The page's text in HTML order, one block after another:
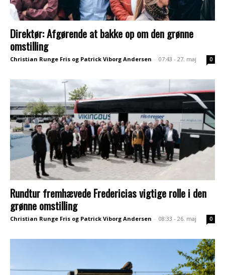
Direktør: Afgørende at bakke op om den grønne
omstilling
Christian Runge Fris og Patrick Viborg Andersen - 07:43 - 27. maj 0
Rundtur fremhævede Fredericias vigtige rolle i den
grønne omstilling
Christian Runge Fris og Patrick Viborg Andersen - 08:33 - 26. maj 0